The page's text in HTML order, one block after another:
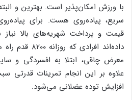
با ورزش امکان‌پذیر است. بهترین و
سریع، پیاده‌روی هست. برای
قیمت و پرداخت شهریه‌های بالا نیاز
داده‌اند
معرض چاقی، ابتلا به افسردگی و
علاوه بر این انجام تمرینات قدرتی
افزایش توده عضلانی می‌شود.